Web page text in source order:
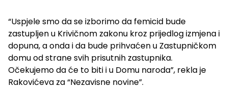
“Uspjele smo da se izborimo da femicid bude
zastupljen u Krivičnom zakonu kroz prijedlog izmjena i
dopuna, a onda i da bude prihvaćen u Zastupničkom
domu od strane svih prisutnih zastupnika.
Očekujemo da će to biti i u Domu naroda”, rekla je
Rakovićeva za “Nezavisne novine”.